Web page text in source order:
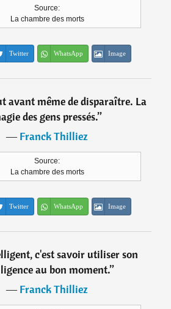
Source:
La chambre des morts
Twitter WhatsApp Image
avant même de disparaître. La
des gens pressés.”
―Franck Thilliez
Source:
La chambre des morts
Twitter WhatsApp Image
c'est savoir utiliser son
au bon moment.”
―Franck Thilliez